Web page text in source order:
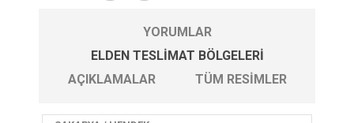
YORUMLAR
ELDEN TESLIMAT BÖLGELERI
AÇIKLAMALAR
TÜM RESIMLER